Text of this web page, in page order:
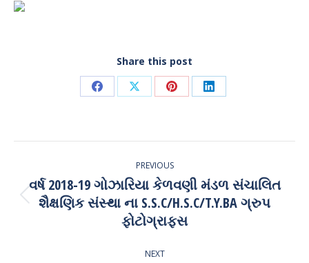
Share this post
Share
Facebook
Share
X
Share
Pinterest
Share
LinkedIn
navigation
PREVIOUS
Previous
post:
વર્ષ 2018-19 ગોઝારિયા કેળવણી મંડળ સંચાલિત
શૈક્ષણિક સંસ્થા ના S.S.C/H.S.C/T.Y.BA ગ્રુપ
ફોટોગ્રાફ્સ
NEXT